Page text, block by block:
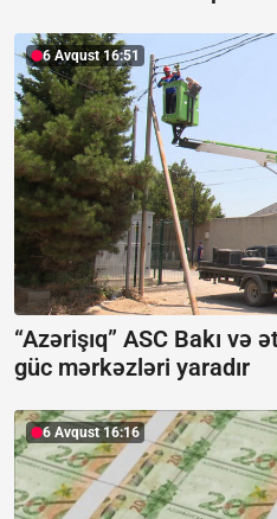
6 Avqust 16:51
“Azərişıq” ASC Bakı
güc mərkəzləri yaradır
6 Avqust 16:16